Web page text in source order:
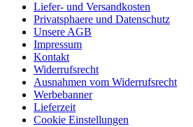
Liefer- und Versandkosten
Privatsphaere und Datenschutz
Unsere AGB
Impressum
Kontakt
Widerrufsrecht
Ausnahmen vom Widerrufsrecht
Werbebanner
Lieferzeit
Cookie Einstellungen